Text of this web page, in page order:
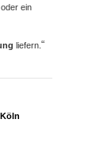
ein
liefern. “